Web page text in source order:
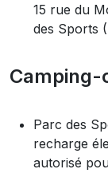
15 rue du
des Sports
Camping-
Parc des
recharge
autorisé